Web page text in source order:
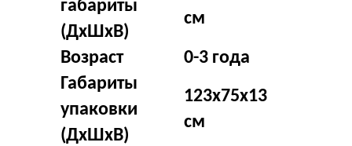
габариты
(ДхШхВ)
см
Возраст
0-3 года
Габариты
упаковки
(ДхШхВ)
123x75x13
см